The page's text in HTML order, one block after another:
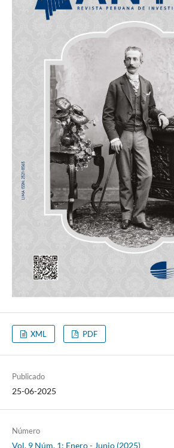
XML PDF
Publicado
25-06-2025
Número
Vol. 9 Núm. 1: Enero - Junio (2025)